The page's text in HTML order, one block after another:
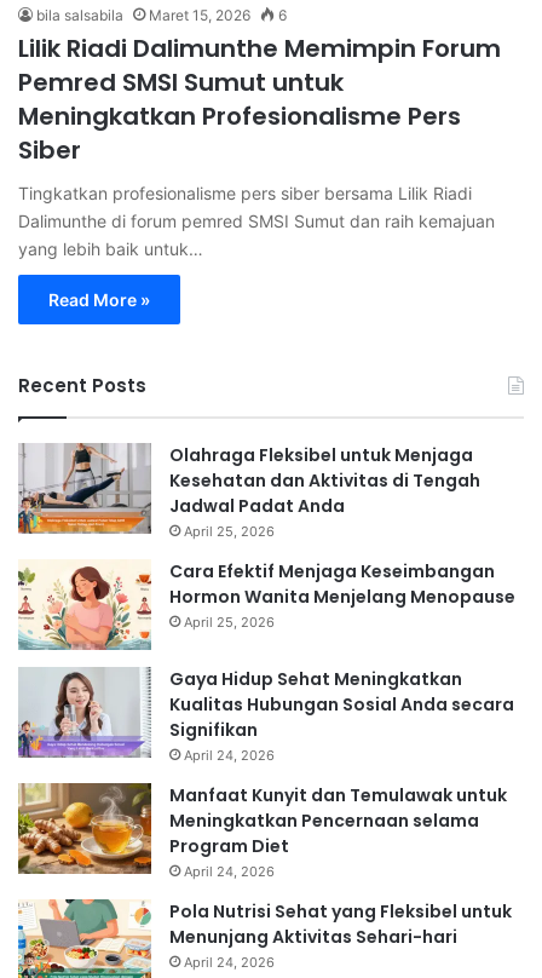
bila salsabila Maret 15, 2026 6
Lilik Riadi Dalimunthe Memimpin Forum
Pemred SMSI Sumut untuk
Meningkatkan Profesionalisme Pers
Siber
Tingkatkan profesionalisme pers siber bersama Lilik Riadi
Dalimunthe di forum pemred SMSI Sumut dan raih kemajuan
yang lebih baik untuk…
Read More »
Recent Posts
Olahraga Fleksibel untuk Menjaga
Kesehatan dan Aktivitas di Tengah
Jadwal Padat Anda
April 25, 2026
Cara Efektif Menjaga Keseimbangan
Hormon Wanita Menjelang Menopause
April 25, 2026
Gaya Hidup Sehat Meningkatkan
Kualitas Hubungan Sosial Anda secara
Signifikan
April 24, 2026
Manfaat Kunyit dan Temulawak untuk
Meningkatkan Pencernaan selama
Program Diet
April 24, 2026
Pola Nutrisi Sehat yang Fleksibel untuk
Menunjang Aktivitas Sehari-hari
April 24, 2026